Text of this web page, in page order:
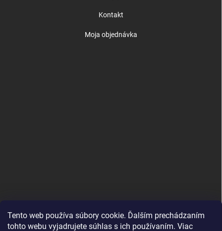
Tento web používa súbory cookie. Ďalším prechádzaním
tohto webu vyjadrujete súhlas s ich používaním. Viac
Kontakt
Moja objednávka